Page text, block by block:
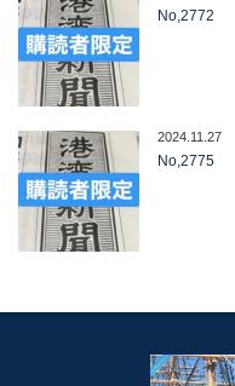
No,2772
2024.11.27
No,2775